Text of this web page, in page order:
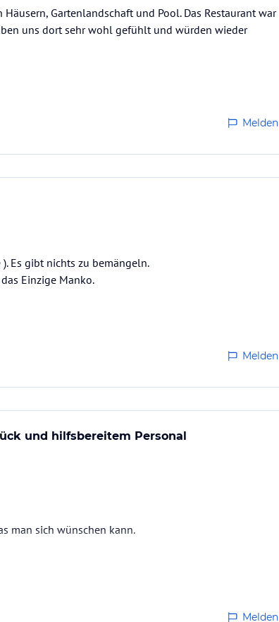
Gartenlandschaft und Pool. Das Restaurant war
uns dort sehr wohl gefühlt und würden wieder
Melden
Es gibt nichts zu bemängeln.
Einzige Manko.
Melden
und hilfsbereitem Personal
man sich wünschen kann.
Melden